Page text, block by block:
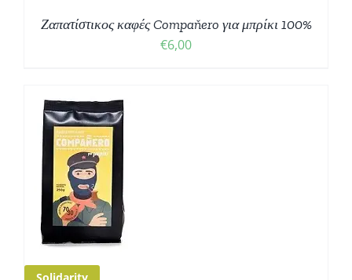
Ζαπατίστικος καφές Compaňero για μπρίκι 100%
€6,00